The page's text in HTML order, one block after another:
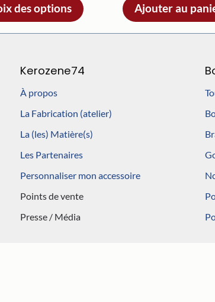
des options Ajouter au
Kerozene74
À propos
La Fabrication (atelier)
La (les) Matière(s)
Les Partenaires
Personnaliser mon accessoire
Points de vente
Presse / Média